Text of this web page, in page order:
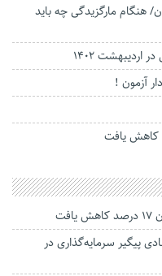
هنگام مارگزیدگی چه باید
1402
آزمون !
۱۱ هلدینگ اقتصادی پیگیر سرمایه‌گذاری در